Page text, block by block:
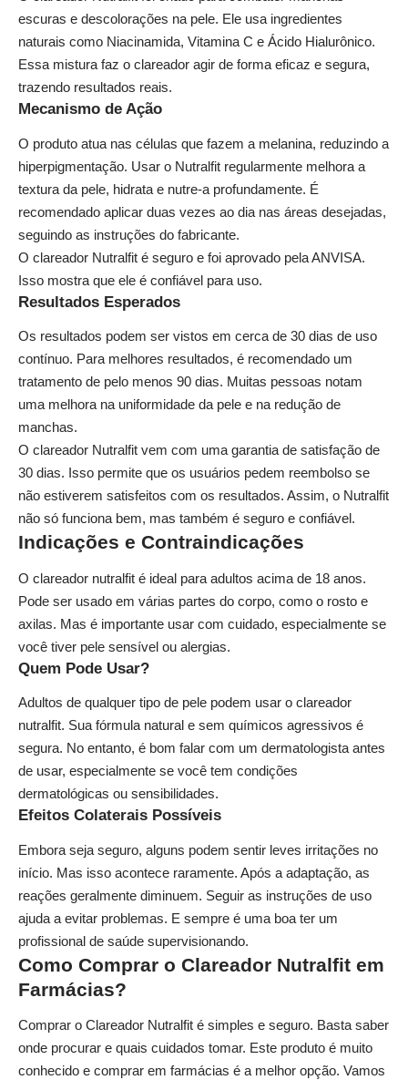
escuras e descolorações na pele. Ele usa ingredientes
naturais como Niacinamida, Vitamina C e Ácido Hialurônico.
Essa mistura faz o clareador agir de forma eficaz e segura,
trazendo resultados reais.
Mecanismo de Ação
O produto atua nas células que fazem a melanina, reduzindo a
hiperpigmentação. Usar o Nutralfit regularmente melhora a
textura da pele, hidrata e nutre-a profundamente. É
recomendado aplicar duas vezes ao dia nas áreas desejadas,
seguindo as instruções do fabricante.
O clareador Nutralfit é seguro e foi aprovado pela ANVISA.
Isso mostra que ele é confiável para uso.
Resultados Esperados
Os resultados podem ser vistos em cerca de 30 dias de uso
contínuo. Para melhores resultados, é recomendado um
tratamento de pelo menos 90 dias. Muitas pessoas notam
uma melhora na uniformidade da pele e na redução de
manchas.
O clareador Nutralfit vem com uma garantia de satisfação de
30 dias. Isso permite que os usuários pedem reembolso se
não estiverem satisfeitos com os resultados. Assim, o Nutralfit
não só funciona bem, mas também é seguro e confiável.
Indicações e Contraindicações
O clareador nutralfit é ideal para adultos acima de 18 anos.
Pode ser usado em várias partes do corpo, como o rosto e
axilas. Mas é importante usar com cuidado, especialmente se
você tiver pele sensível ou alergias.
Quem Pode Usar?
Adultos de qualquer tipo de pele podem usar o clareador
nutralfit. Sua fórmula natural e sem químicos agressivos é
segura. No entanto, é bom falar com um dermatologista antes
de usar, especialmente se você tem condições
dermatológicas ou sensibilidades.
Efeitos Colaterais Possíveis
Embora seja seguro, alguns podem sentir leves irritações no
início. Mas isso acontece raramente. Após a adaptação, as
reações geralmente diminuem. Seguir as instruções de uso
ajuda a evitar problemas. E sempre é uma boa ter um
profissional de saúde supervisionando.
Como Comprar o Clareador Nutralfit em
Farmácias?
Comprar o Clareador Nutralfit é simples e seguro. Basta saber
onde procurar e quais cuidados tomar. Este produto é muito
conhecido e comprar em farmácias é a melhor opção. Vamos